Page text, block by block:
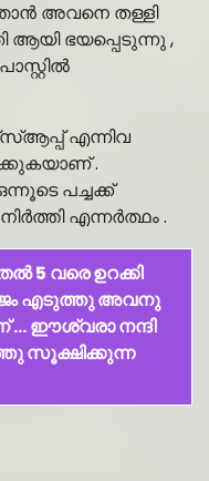
അവനെ തള്ളി
ഭയപ്പെടുന്നു ,
എന്നിവ
.
പച്ചക്ക്
എന്നർത്ഥം .
5 വരെ ഉറക്കി
എടുത്തു അവനു
ഈശ്വരാ നന്ദി
സൂക്ഷിക്കുന്ന